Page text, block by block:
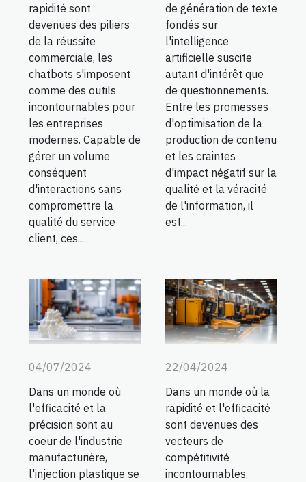
rapidité sont
devenues des piliers
de la réussite
commerciale, les
chatbots s'imposent
comme des outils
incontournables pour
les entreprises
modernes. Capable de
gérer un volume
conséquent
d'interactions sans
compromettre la
qualité du service
client, ces...
de génération de texte
fondés sur
l'intelligence
artificielle suscite
autant d'intérêt que
de questionnements.
Entre les promesses
d'optimisation de la
production de contenu
et les craintes
d'impact négatif sur la
qualité et la véracité
de l'information, il
est...
04/07/2024
Dans un monde où
l'efficacité et la
précision sont au
coeur de l'industrie
manufacturière,
l'injection plastique se
22/04/2024
Dans un monde où la
rapidité et l'efficacité
sont devenues des
vecteurs de
compétitivité
incontournables,